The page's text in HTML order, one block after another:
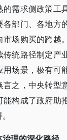
的需求侧政策工
各部门、各地方
市场购买的跨越
传统路径制定产
用场景，极有可
言之，中央转型
能构成了政府助